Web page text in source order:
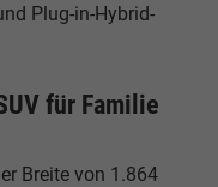
Plug-in-Hybrid-
für Familie
Breite von 1.864